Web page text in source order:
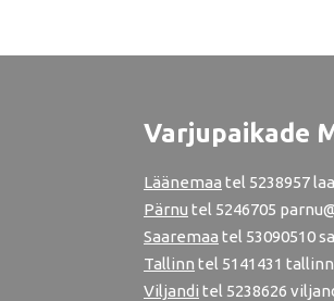
Varjupaikade
Läänemaa tel 5238957
Pärnu tel 5246705
Saaremaa tel 53090510
Tallinn tel 5141431
Viljandi tel 5238626